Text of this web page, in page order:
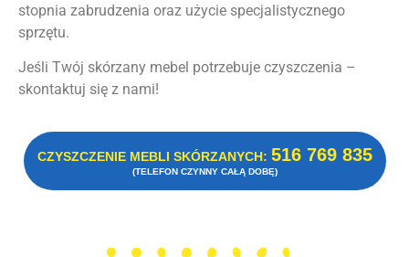
stopnia zabrudzenia oraz użycie specjalistycznego
sprzętu.
Jeśli Twój skórzany mebel potrzebuje czyszczenia –
skontaktuj się z nami!
CZYSZCZENIE MEBLI SKÓRZANYCH: 516 769 835
(TELEFON CZYNNY CAŁĄ DOBĘ)